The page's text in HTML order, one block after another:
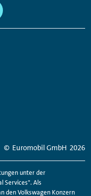
© Euromobil GmbH 2026
unter der
Services". Als
den Volkswagen Konzern